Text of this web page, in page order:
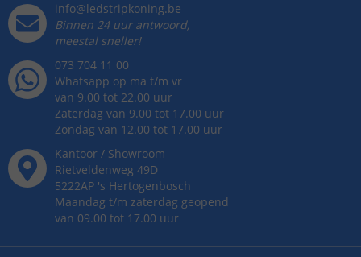
info@ledstripkoning.be
Binnen 24 uur antwoord,
meestal sneller!
073 704 11 00
Whatsapp op ma t/m vr
van 9.00 tot 22.00 uur
Zaterdag van 9.00 tot 17.00 uur
Zondag van 12.00 tot 17.00 uur
Kantoor / Showroom
Rietveldenweg 49D
5222AP 's Hertogenbosch
Maandag t/m zaterdag geopend
van 09.00 tot 17.00 uur